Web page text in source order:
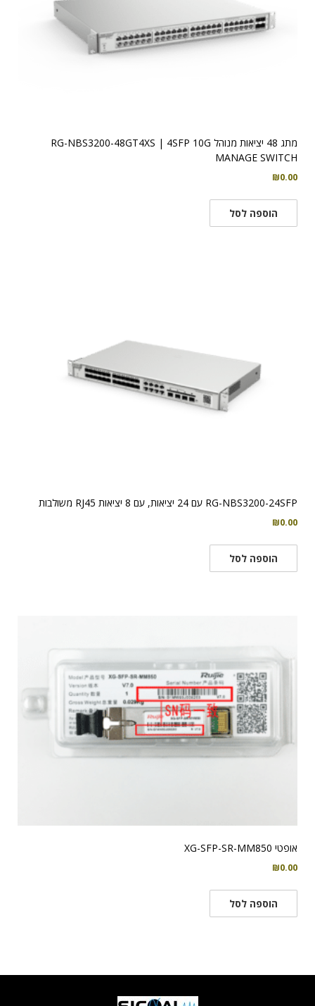
מתג 48 יציאות מנוהל RG-NBS3200-48GT4XS | 4SFP 10G
MANAGE SWITCH
₪0.00
הוספה לסל
RG-NBS3200-24SFP עם 24 יציאות, עם 8 יציאות RJ45 משולבות
₪0.00
הוספה לסל
אופטי XG-SFP-SR-MM850
₪0.00
הוספה לסל